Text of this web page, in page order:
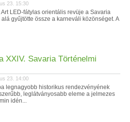
23. 15:30
Art LED-fátylas orientális revüje a Savaria
gyűjtötte össze a karneváli közönséget. A
XXIV. Savaria Történelmi
23. 14:00
legnagyobb historikus rendezvényének
leglátványosabb eleme a jelmezes
idén...